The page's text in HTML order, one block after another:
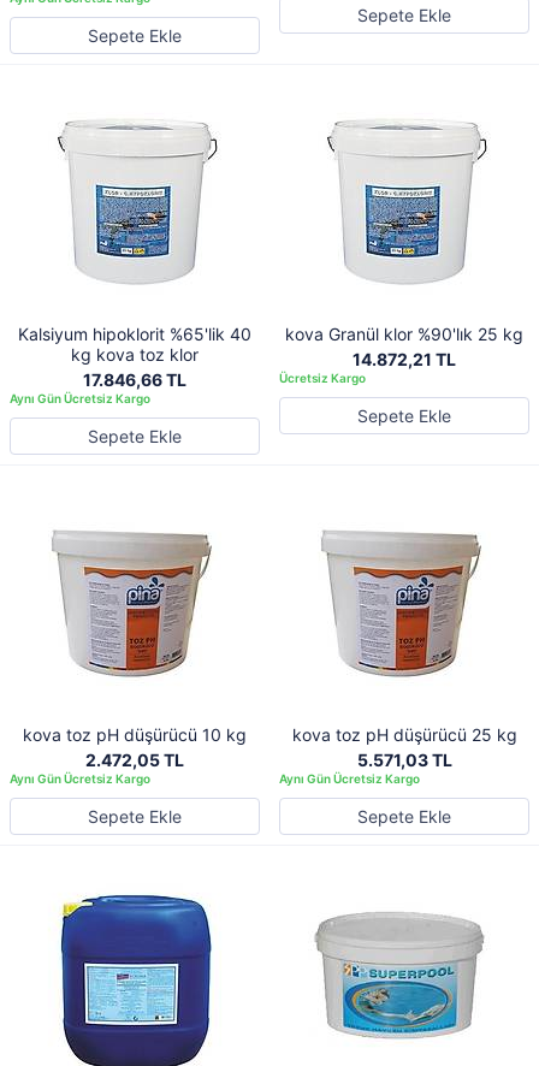
Sepete Ekle
Sepete Ekle
Kalsiyum hipoklorit %65'lik 40
kg kova toz klor
17.846,66 TL
Sepete Ekle
kova Granül klor %90'lık 25 kg
14.872,21 TL
Sepete Ekle
kova toz pH düşürücü 10 kg
2.472,05 TL
Sepete Ekle
kova toz pH düşürücü 25 kg
5.571,03 TL
Sepete Ekle